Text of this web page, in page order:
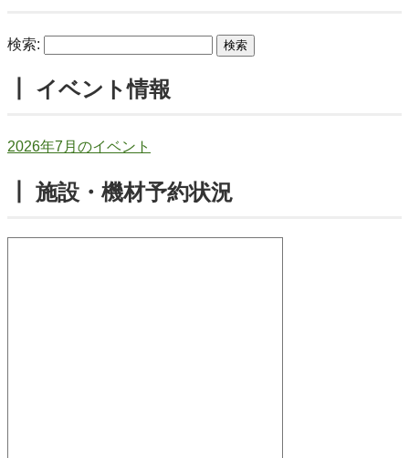
検索:
┃ イベント情報
2026年7月のイベント
┃ 施設・機材予約状況